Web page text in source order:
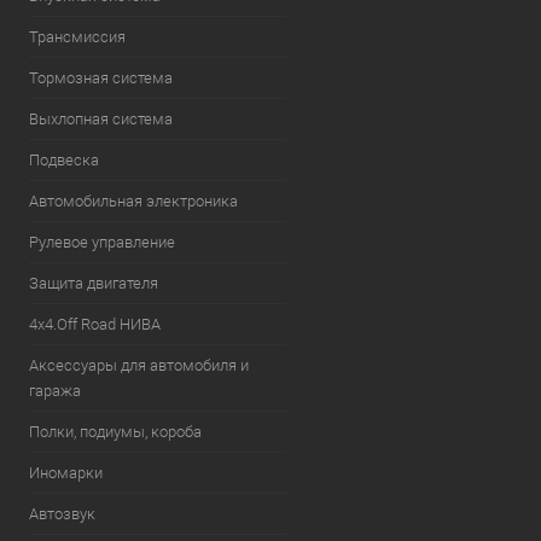
Трансмиссия
Тормозная система
Выхлопная система
Подвеска
Автомобильная электроника
Рулевое управление
Защита двигателя
4х4.Off Road НИВА
Аксессуары для автомобиля и
гаража
Полки, подиумы, короба
Иномарки
Автозвук